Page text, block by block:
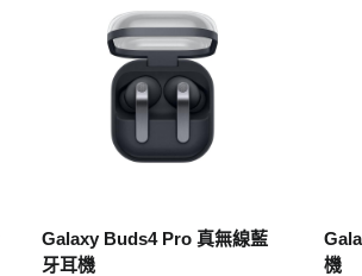
Galaxy Buds4 Pro 真無線藍
牙耳機
機